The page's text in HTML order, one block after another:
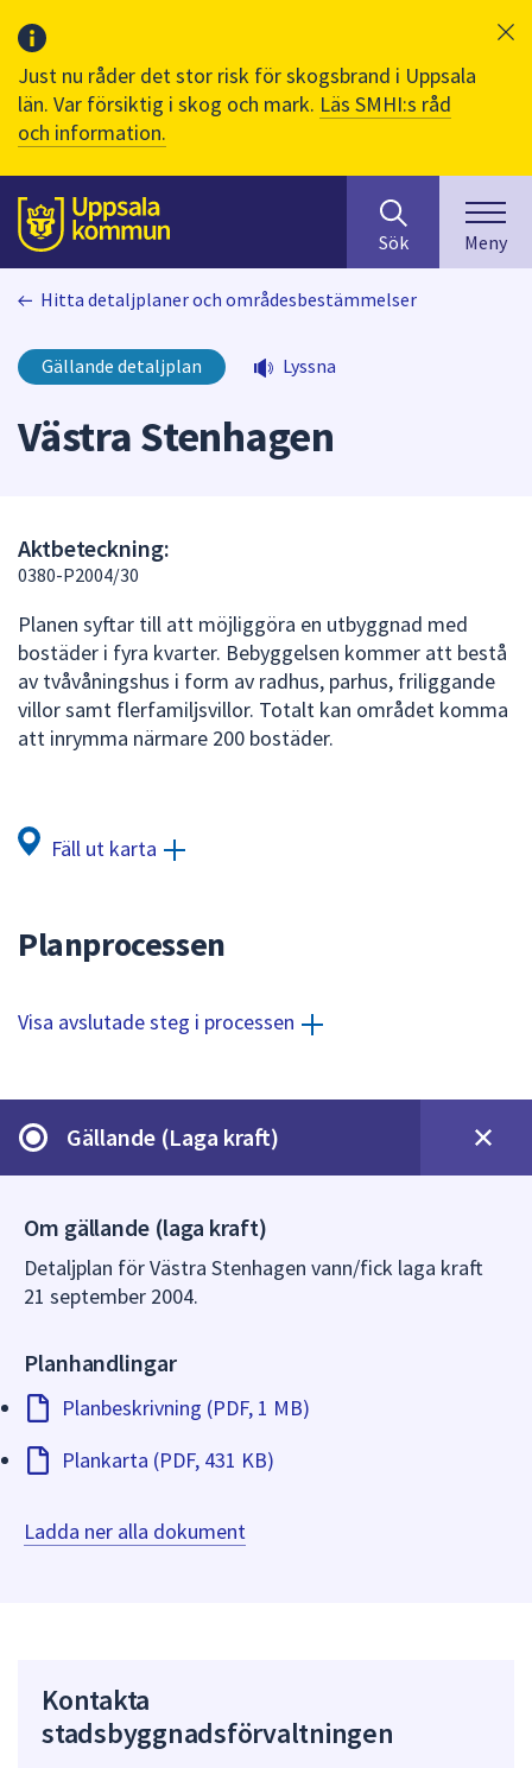
Just nu råder det stor risk för skogsbrand i Uppsala
län. Var försiktig i skog och mark. Läs SMHI:s råd
och information.
Till sidans
huvudinnehåll
efter
innehåll
på
webbplatsen.
under
fältet.
Använd
piltangenterna
Sök Meny
Hitta detaljplaner och områdesbestämmelser
Gällande detaljplan Lyssna
Västra Stenhagen
Aktbeteckning:
0380-P2004/30
Planen syftar till att möjliggöra en utbyggnad med
bostäder i fyra kvarter. Bebyggelsen kommer att bestå
av tvåvåningshus i form av radhus, parhus, friliggande
villor samt flerfamiljsvillor. Totalt kan området komma
att inrymma närmare 200 bostäder.
Fäll ut karta
Planprocessen
Visa avslutade steg i processen
Gällande (Laga kraft)
Om gällande (laga kraft)
Detaljplan för Västra Stenhagen vann/fick laga kraft
21 september 2004.
Planhandlingar
Planbeskrivning (PDF, 1 MB)
Plankarta (PDF, 431 KB)
Ladda ner alla dokument
Kontakta
stadsbyggnadsförvaltningen